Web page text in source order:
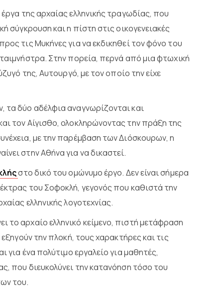
της αρχαίας ελληνικής τραγωδίας, που
σύγκρουση και η πίστη στις οικογενειακές
τις Μυκήνες για να εκδικηθεί τον φόνο του
Στην πορεία, περνά από μια φτωχική
της, Αυτουργό, με τον οποίο την είχε
δύο αδέλφια αναγνωρίζονται και
τον Αίγισθο, ολοκληρώνοντας την πράξη της
με την παρέμβαση των Διόσκουρων, η
στην Αθήνα για να δικαστεί.
στο δικό του ομώνυμο έργο. Δεν είναι σήμερα
του Σοφοκλή, γεγονός που καθιστά την
ελληνικής λογοτεχνίας.
το αρχαίο ελληνικό κείμενο, πιστή μετάφραση
την πλοκή, τους χαρακτήρες και τις
για ένα πολύτιμο εργαλείο για μαθητές,
που διευκολύνει την κατανόηση τόσο του
του.